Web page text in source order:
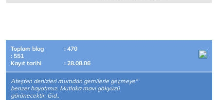
Toplam blog
: 470
: 551
Kayıt tarihi
: 28.08.06
Ateşten denizleri mumdan gemilerle geçmeye"
benzer hayatımız. Mutlaka mavi gökyüzü
görünecektir. Gid..